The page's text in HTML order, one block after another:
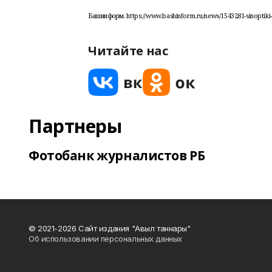
Башинформ. https://www.bashinform.ru/news/1543281-
Читайте нас
Партнеры
Фотобанк журналистов РБ
© 2021-2026 Сайт издания "Авыл таннары"
Об использовании персональных данных